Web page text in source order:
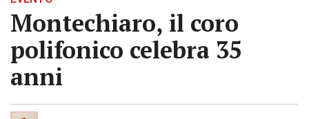
Montechiaro, il coro
polifonico celebra 35
anni